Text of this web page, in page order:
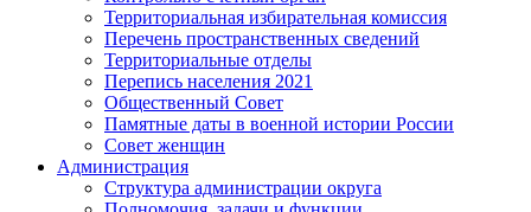
Территориальная избирательная комиссия
Перечень пространственных сведений
Территориальные отделы
Перепись населения 2021
Общественный Совет
Памятные даты в военной истории России
Совет женщин
Администрация
Структура администрации округа